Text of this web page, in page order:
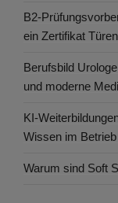
B2-
ein Zertifikat
Berufsbild
und moderne
KI-
Wissen im
Warum sind Soft